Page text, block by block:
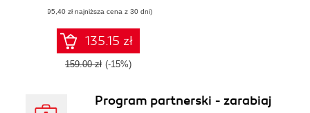
(95,40 zł najniższa cena z 30 dni)
135.15 zł
159.00 zł (-15%)
Program partnerski - zarabiaj